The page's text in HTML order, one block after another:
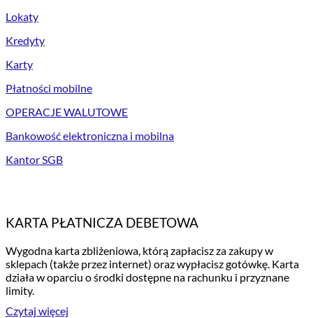
Lokaty
Kredyty
Karty
Płatności mobilne
OPERACJE WALUTOWE
Bankowość elektroniczna i mobilna
Kantor SGB
KARTA PŁATNICZA DEBETOWA
Wygodna karta zbliżeniowa, którą zapłacisz za zakupy w
sklepach (także przez internet) oraz wypłacisz gotówkę. Karta
działa w oparciu o środki dostępne na rachunku i przyznane
limity.
Czytaj więcej